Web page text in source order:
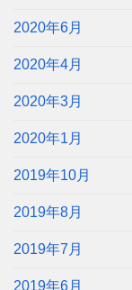
2020年6月
2020年4月
2020年3月
2020年1月
2019年10月
2019年8月
2019年7月
2019年6月